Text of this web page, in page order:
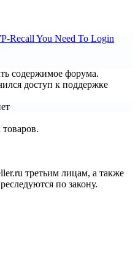
Recall You Need To Login
содержимое форума.
доступ к поддержке
третьим лицам, а также
по закону.